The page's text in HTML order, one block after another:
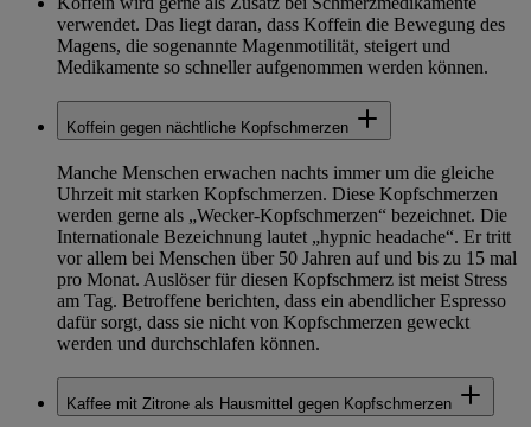
verwendet. Das liegt daran, dass Koffein die Bewegung des
Magens, die sogenannte Magenmotilität, steigert und
Medikamente so schneller aufgenommen werden können.
Koffein gegen nächtliche Kopfschmerzen
Manche Menschen erwachen nachts immer um die gleiche
Uhrzeit mit starken Kopfschmerzen. Diese Kopfschmerzen
werden gerne als „Wecker-Kopfschmerzen“ bezeichnet. Die
Internationale Bezeichnung lautet „hypnic headache“. Er tritt
vor allem bei Menschen über 50 Jahren auf und bis zu 15 mal
pro Monat. Auslöser für diesen Kopfschmerz ist meist Stress
am Tag. Betroffene berichten, dass ein abendlicher Espresso
dafür sorgt, dass sie nicht von Kopfschmerzen geweckt
werden und durchschlafen können.
Kaffee mit Zitrone als Hausmittel gegen Kopfschmerzen